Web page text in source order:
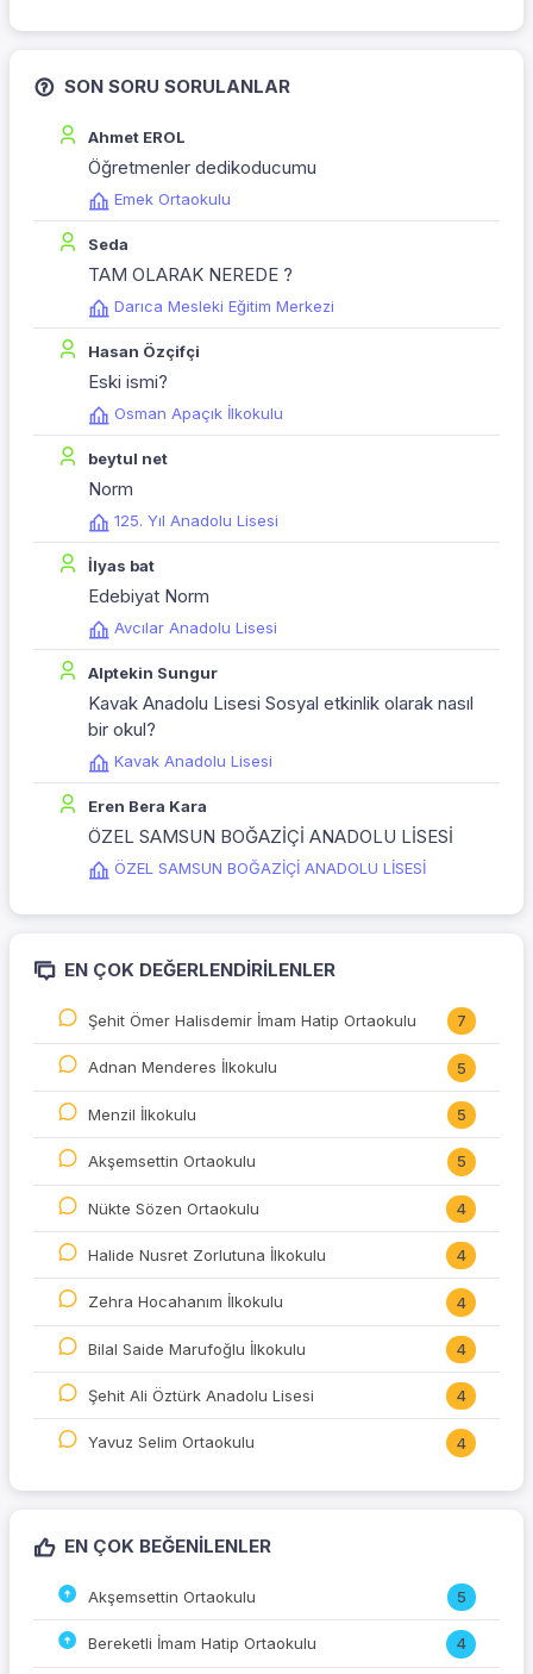
SON SORU SORULANLAR
Ahmet EROL
Öğretmenler dedikoducumu
Emek Ortaokulu
Seda
TAM OLARAK NEREDE ?
Darıca Mesleki Eğitim Merkezi
Hasan Özçifçi
Eski ismi?
Osman Apaçık İlkokulu
beytul net
Norm
125. Yıl Anadolu Lisesi
İlyas bat
Edebiyat Norm
Avcılar Anadolu Lisesi
Alptekin Sungur
Kavak Anadolu Lisesi Sosyal etkinlik olarak nasıl
bir okul?
Kavak Anadolu Lisesi
Eren Bera Kara
ÖZEL SAMSUN BOĞAZİÇİ ANADOLU LİSESİ
ÖZEL SAMSUN BOĞAZİÇİ ANADOLU LİSESİ
EN ÇOK DEĞERLENDIRILENLER
Şehit Ömer Halisdemir İmam Hatip Ortaokulu 7
Adnan Menderes İlkokulu 5
Menzil İlkokulu 5
Akşemsettin Ortaokulu 5
Nükte Sözen Ortaokulu 4
Halide Nusret Zorlutuna İlkokulu 4
Zehra Hocahanım İlkokulu 4
Bilal Saide Marufoğlu İlkokulu 4
Şehit Ali Öztürk Anadolu Lisesi 4
Yavuz Selim Ortaokulu 4
EN ÇOK BEĞENILENLER
Akşemsettin Ortaokulu 5
Bereketli İmam Hatip Ortaokulu 4